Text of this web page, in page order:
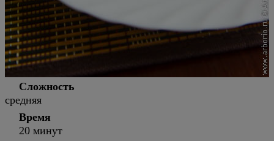
Сложность
средняя
Время
20 минут